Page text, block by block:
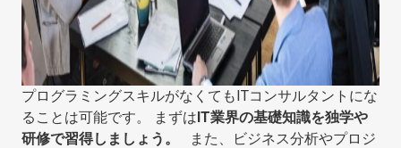
プログラミングスキルがなくてもITコンサルタントにな
ることは可能です。 まずはIT業界の基礎知識を独学や
研修で習得しましょう。
また、ビジネス分析やプロジ